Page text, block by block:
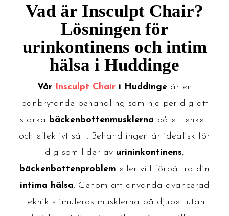
Vad är Insculpt Chair?
Lösningen för
urinkontinens och intim
hälsa i Huddinge
Vår Insculpt Chairi Huddingeär en
banbrytande behandling som hjälper dig att
stärka bäckenbottenmusklerna på ett enkelt
och effektivt sätt. Behandlingen är idealisk för
dig som lider av urininkontinens,
bäckenbottenproblem eller vill förbättra din
intima hälsa. Genom att använda avancerad
teknik stimuleras musklerna på djupet utan